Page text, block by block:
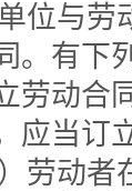
位与劳
。有下
劳动合
应当订
）劳动